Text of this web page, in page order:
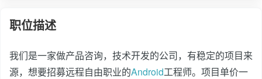
职位描述
我们是一家做产品咨询，技术开发的公司，有稳定的项目来
源，想要招募远程自由职业的Android工程师。项目单价一